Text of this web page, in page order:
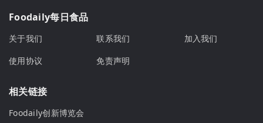
Foodaily每日食品
关于我们 联系我们
加入我们
使用协议
免责声明
相关链接
Foodaily创新博览会